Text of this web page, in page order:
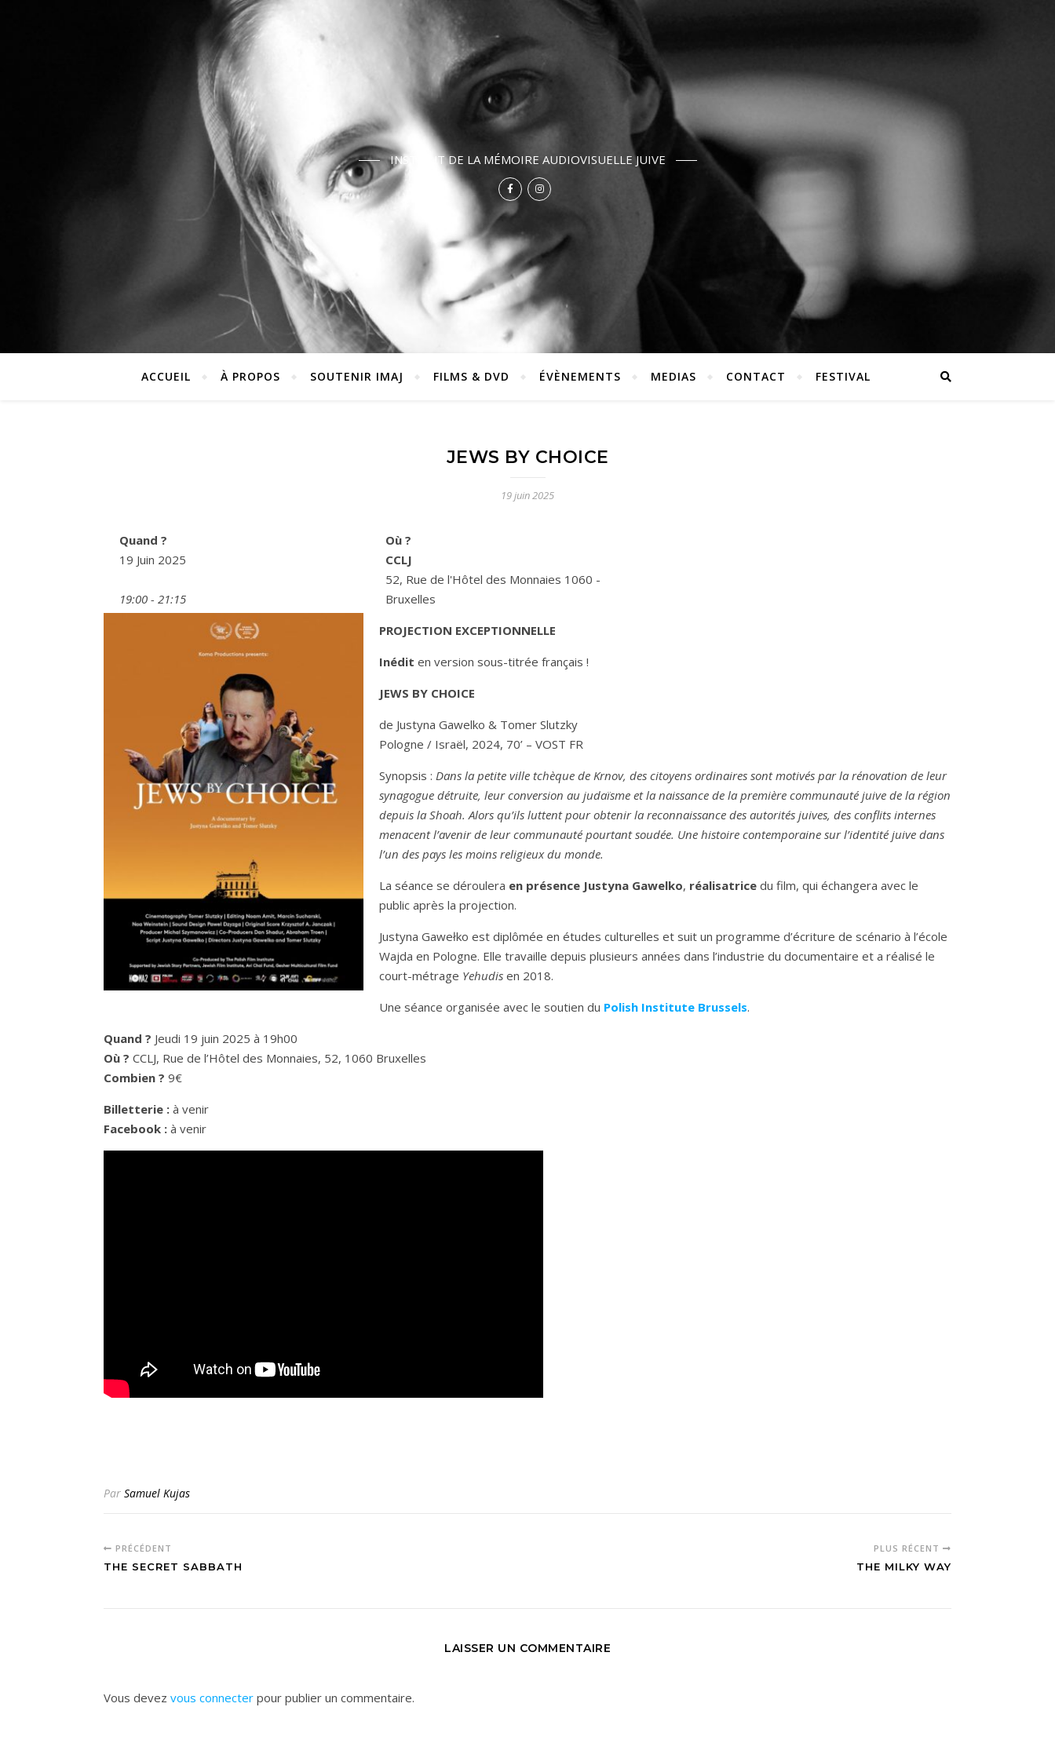
INSTITUT DE LA MÉMOIRE AUDIOVISUELLE JUIVE
ACCUEIL À PROPOS SOUTENIR IMAJ FILMS & DVD ÉVÈNEMENTS MEDIAS CONTACT FESTIVAL
JEWS BY CHOICE
19 juin 2025
Quand ?
19 Juin 2025
19:00 - 21:15
Où ?
CCLJ
52, Rue de l'Hôtel des Monnaies 1060 -
Bruxelles
PROJECTION EXCEPTIONNELLE
Inédit en version sous-titrée français !
JEWS BY CHOICE
de Justyna Gawelko & Tomer Slutzky
Pologne / Israël, 2024, 70’ – VOST FR
Synopsis : Dans la petite ville tchèque de Krnov, des citoyens ordinaires sont motivés par la rénovation de leur
synagogue détruite, leur conversion au judaïsme et la naissance de la première communauté juive de la région
depuis la Shoah. Alors qu’ils luttent pour obtenir la reconnaissance des autorités juives, des conflits internes
menacent l’avenir de leur communauté pourtant soudée. Une histoire contemporaine sur l’identité juive dans
l’un des pays les moins religieux du monde.
La séance se déroulera en présence Justyna Gawelko, réalisatrice du film, qui échangera avec le
public après la projection.
Justyna Gawełko est diplômée en études culturelles et suit un programme d’écriture de scénario à l’école
Wajda en Pologne. Elle travaille depuis plusieurs années dans l’industrie du documentaire et a réalisé le
court-métrage Yehudis en 2018.
Une séance organisée avec le soutien du Polish Institute Brussels.
Quand ? Jeudi 19 juin 2025 à 19h00
Où ? CCLJ, Rue de l’Hôtel des Monnaies, 52, 1060 Bruxelles
Combien ? 9€
Billetterie : à venir
Facebook : à venir
Par Samuel Kujas
PRÉCÉDENT
THE SECRET SABBATH
PLUS RÉCENT
THE MILKY WAY
LAISSER UN COMMENTAIRE
Vous devez vous connecter pour publier un commentaire.